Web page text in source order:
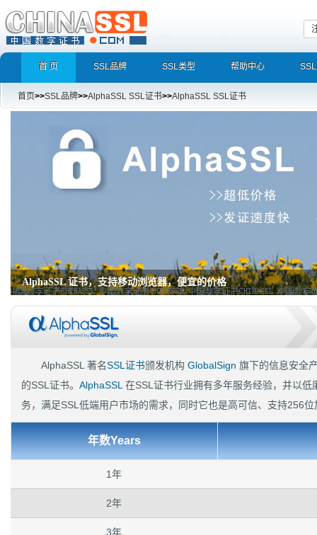
首 页 SSL品牌 SSL类型 帮助中心
首页>>SSL品牌>>AlphaSSL SSL证书>>AlphaSSL SSL证书
AlphaSSL 证书,AlphaSSL Wilcard证书,通配符SSL证书
AlphaSSL 证书,AlphaSSL Wilcard证书,通配符SSL证书,globalsign旗下证书 同时
和人工验证 动态AlphaSSL签章 通过WebTrust认证
AlphaSSL 著名SSL证书颁发机构 GlobalSign 旗下的信息安全
的SSL证书。 AlphaSSL 在SSL证书行业拥有多年服务经验，并以
务，满足SSL低端用户市场的需求，同时它也是高可信、支持256
年数Years
1年
2年
3年